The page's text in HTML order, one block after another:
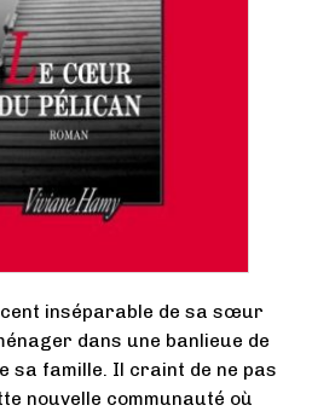
inséparable de sa sœur
dans une banlieue de
sa famille. Il craint de ne pas
nouvelle communauté où